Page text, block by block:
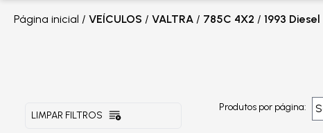
Página inicial / VEÍCULOS / VALTRA / 785C 4X2 / 1993 Diesel
LIMPAR FILTROS
Produtos por página: